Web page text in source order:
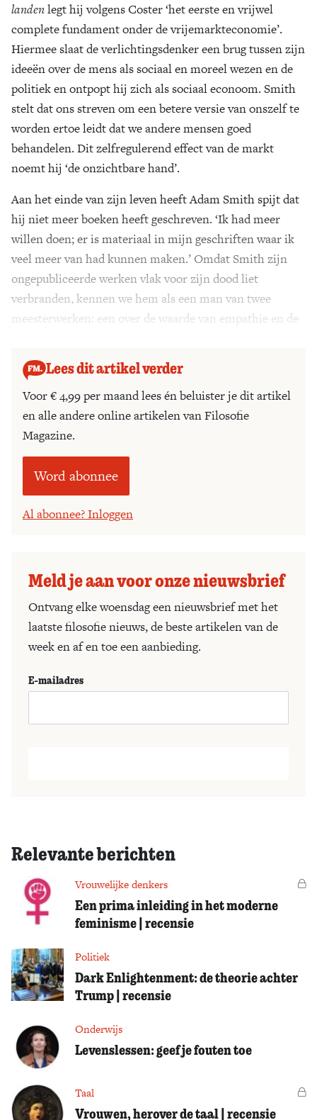
landenlegt hij volgens Coster ‘het eerste en vrijwel
complete fundament onder de vrijemarkteconomie’.
Hiermee slaat de verlichtingsdenker een brug tussen zijn
ideeën over de mens als sociaal en moreel wezen en de
politiek en ontpopt hij zich als sociaal econoom. Smith
stelt dat ons streven om een betere versie van onszelf te
worden ertoe leidt dat we andere mensen goed
behandelen. Dit zelfregulerend effect van de markt
noemt hij ‘de onzichtbare hand’.
Aan het einde van zijn leven heeft Adam Smith spijt dat
hij niet meer boeken heeft geschreven. ‘Ik had meer
willen doen; er is materiaal in mijn geschriften waar ik
veel meer van had kunnen maken.’ Omdat Smith zijn
ongepubliceerde werken vlak voor zijn dood liet
verbranden, kennen we hem als een man van twee
meesterwerken: een over de waarde van empathie en de
Lees dit artikel verder
Voor € 4,99 per maand lees én beluister je dit artikel
en alle andere online artikelen van Filosofie
Magazine.
Word abonnee
Al abonnee? Inloggen
Meld je aan voor onze nieuwsbrief
Ontvang elke woensdag een nieuwsbrief met het
laatste filosofie nieuws, de beste artikelen van de
week en af en toe een aanbieding.
E-mailadres
Relevante berichten
Vrouwelijke denkers
Een prima inleiding in het moderne
feminisme | recensie
Politiek
Dark Enlightenment: de theorie achter
Trump | recensie
Onderwijs
Levenslessen: geef je fouten toe
Taal
Vrouwen, herover de taal | recensie